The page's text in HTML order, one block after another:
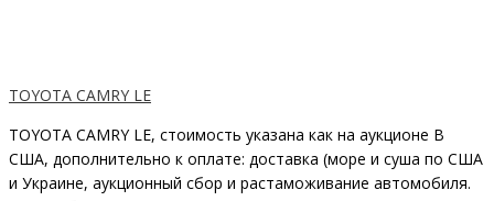
TOYOTA CAMRY LE
TOYOTA CAMRY LE, стоимость указана как на аукционе В
США, дополнительно к оплате: доставка (море и суша по США
и Украине, аукционный сбор и растаможивание автомобиля.